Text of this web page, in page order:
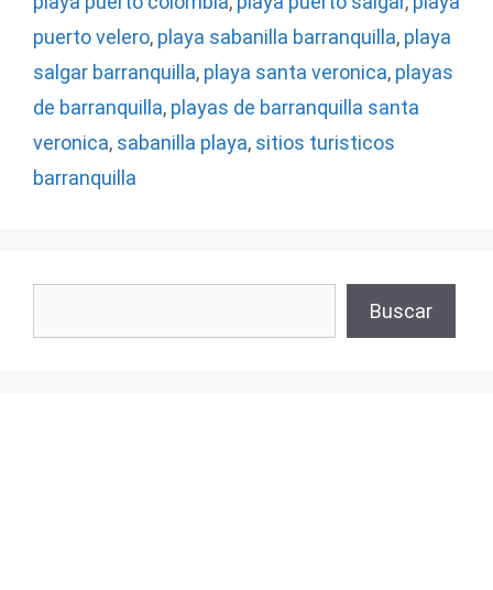
puerto velero, playa sabanilla barranquilla, playa
salgar barranquilla, playa santa veronica, playas
de barranquilla, playas de barranquilla santa
veronica, sabanilla playa, sitios turisticos
barranquilla
Buscar